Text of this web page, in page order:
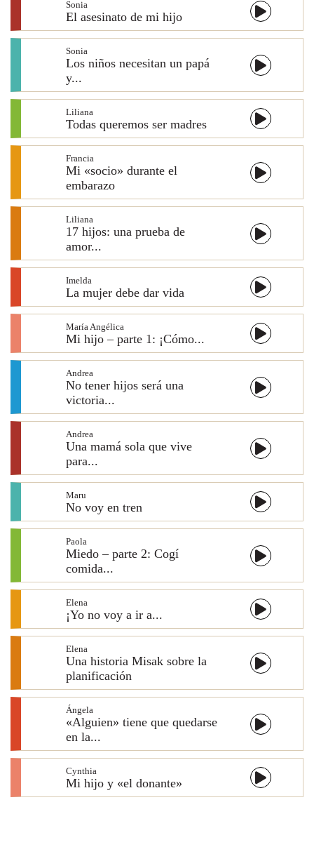
Sonia
El asesinato de mi hijo
Sonia
Los niños necesitan un papá
y...
Liliana
Todas queremos ser madres
Francia
Mi «socio» durante el
embarazo
Liliana
17 hijos: una prueba de
amor...
Imelda
La mujer debe dar vida
María Angélica
Mi hijo – parte 1: ¡Cómo...
Andrea
No tener hijos será una
victoria...
Andrea
Una mamá sola que vive
para...
Maru
No voy en tren
Paola
Miedo – parte 2: Cogí
comida...
Elena
¡Yo no voy a ir a...
Elena
Una historia Misak sobre la
planificación
Ángela
«Alguien» tiene que quedarse
en la...
Cynthia
Mi hijo y «el donante»